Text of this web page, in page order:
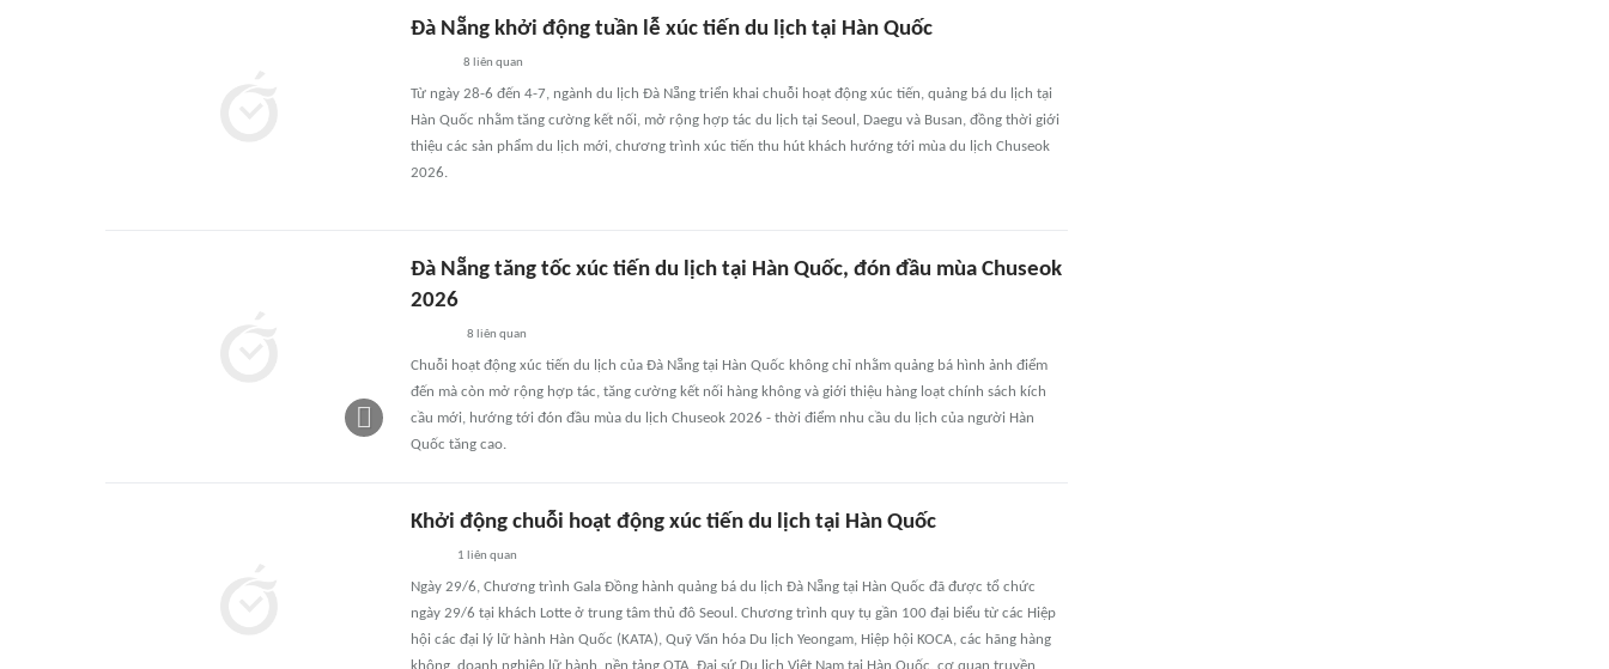
Đà Nẵng khởi động tuần lễ xúc tiến du lịch tại Hàn Quốc
8 liên quan
Từ ngày 28-6 đến 4-7, ngành du lịch Đà Nẵng triển khai chuỗi hoạt động xúc tiến, quảng bá du lịch tại
Hàn Quốc nhằm tăng cường kết nối, mở rộng hợp tác du lịch tại Seoul, Daegu và Busan, đồng thời giới
thiệu các sản phẩm du lịch mới, chương trình xúc tiến thu hút khách hướng tới mùa du lịch Chuseok
2026.
Đà Nẵng tăng tốc xúc tiến du lịch tại Hàn Quốc, đón đầu mùa Chuseok
2026
8 liên quan
Chuỗi hoạt động xúc tiến du lịch của Đà Nẵng tại Hàn Quốc không chỉ nhằm quảng bá hình ảnh điểm
đến mà còn mở rộng hợp tác, tăng cường kết nối hàng không và giới thiệu hàng loạt chính sách kích
cầu mới, hướng tới đón đầu mùa du lịch Chuseok 2026 - thời điểm nhu cầu du lịch của người Hàn
Quốc tăng cao.
Khởi động chuỗi hoạt động xúc tiến du lịch tại Hàn Quốc
1 liên quan
Ngày 29/6, Chương trình Gala Đồng hành quảng bá du lịch Đà Nẵng tại Hàn Quốc đã được tổ chức
ngày 29/6 tại khách Lotte ở trung tâm thủ đô Seoul. Chương trình quy tụ gần 100 đại biểu từ các Hiệp
hội các đại lý lữ hành Hàn Quốc (KATA), Quỹ Văn hóa Du lịch Yeongam, Hiệp hội KOCA, các hãng hàng